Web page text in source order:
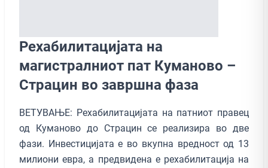
Рехабилитацијата на
магистралниот пат Куманово –
Страцин во завршна фаза
ВЕТУВАЊЕ: Рехабилитацијата на патниот правец
од Куманово до Страцин се реализира во две
фази. Инвестицијата е во вкупна вредност од 13
милиони евра, а предвидена е рехабилитација на